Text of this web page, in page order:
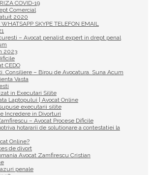
COVID-19
Comercial
2020
SKYPE TELEFON EMAIL
– Avocat penalist expert in drept penal
2023
CEDO
Consiliere – Birou de Avocatura. Suna Acum
Vasta
in Executari Silite
Laptopului | Avocat Online
executarii silite
Incredere in Divorturi
– Avocat Procese Dificile
hotararii de solutionare a contestatiei la
Online?
de divort
Avocat Zamfirescu Cristian
penale